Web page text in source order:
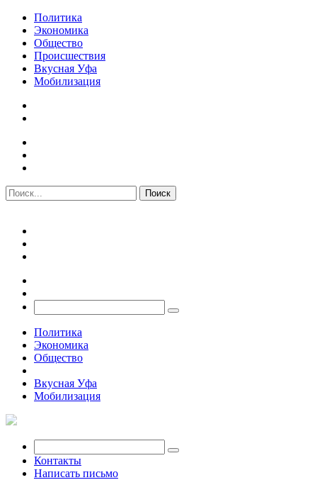
Политика
Экономика
Общество
Происшествия
Вкусная Уфа
Мобилизация
Политика
Экономика
Общество
Вкусная Уфа
Мобилизация
Контакты
Написать письмо